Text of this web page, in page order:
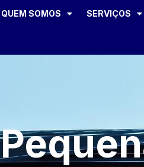
QUEM SOMOS SERVIÇOS